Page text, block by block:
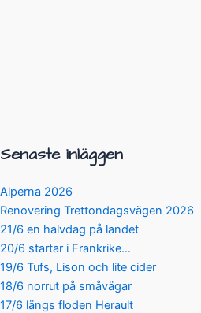
Senaste inläggen
Alperna 2026
Renovering Trettondagsvägen 2026
21/6 en halvdag på landet
20/6 startar i Frankrike…
19/6 Tufs, Lison och lite cider
18/6 norrut på småvägar
17/6 längs floden Herault